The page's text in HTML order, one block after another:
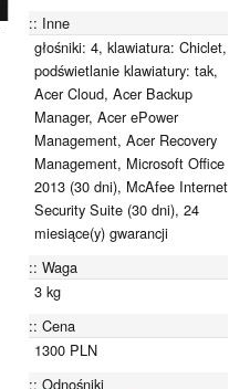
Inne
głośniki: 4, klawiatura: Chiclet,
podświetlanie klawiatury: tak,
Acer Cloud, Acer Backup
Manager, Acer ePower
Management, Acer Recovery
Management, Microsoft Office
2013 (30 dni), McAfee Internet
Security Suite (30 dni), 24
miesiące(y) gwarancji
Waga
3 kg
Cena
1300 PLN
Odnośniki